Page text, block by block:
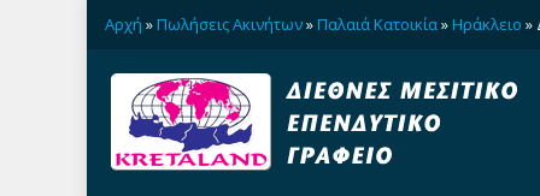
Αρχή »Πωλήσεις Ακινήτων»Παλαιά Κατοικία»Ηράκλειο »